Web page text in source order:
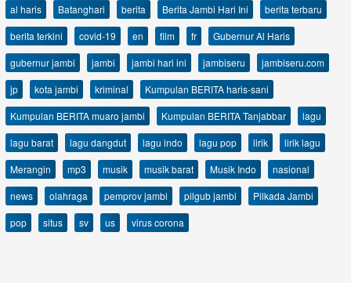
al haris Batanghari berita Berita Jambi Hari Ini
berita terbaru
berita terkini
covid-19 en film fr
Gubernur Al Haris
gubernur jambi
jambi jambi hari ini jambiseru
jambiseru.com
jp
kota jambi kriminal
Kumpulan BERITA haris-sani
Kumpulan BERITA muaro jambi
Kumpulan BERITA Tanjabbar
lagu
lagu barat
lagu dangdut lagu indo lagu pop lirik
lirik lagu
Merangin
mp3 musik musik barat Musik Indo
nasional
news
olahraga pemprov jambi pilgub jambi
Pilkada Jambi
pop
situs sv us virus corona